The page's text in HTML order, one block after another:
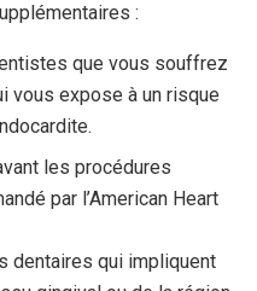
:
que vous souffrez
vous expose à un risque
les procédures
par l’American Heart
dentaires qui impliquent